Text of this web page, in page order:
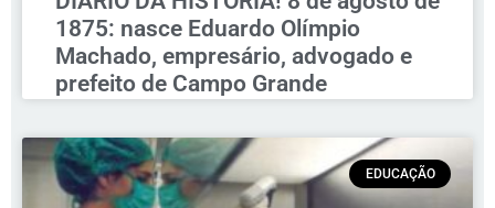
1875: nasce Eduardo Olímpio
Machado, empresário, advogado e
prefeito de Campo Grande
EDUCAÇÃO